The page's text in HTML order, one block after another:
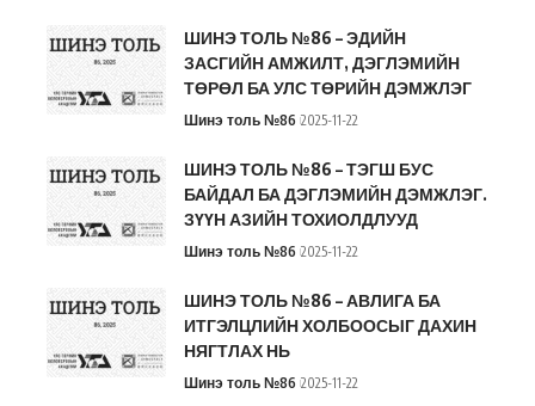
ШИНЭ ТОЛЬ №86 – ЭДИЙН
ЗАСГИЙН АМЖИЛТ, ДЭГЛЭМИЙН
ТӨРӨЛ БА УЛС ТӨРИЙН ДЭМЖЛЭГ
Шинэ толь №86 2025-11-22
ШИНЭ ТОЛЬ №86 – ТЭГШ БУС
БАЙДАЛ БА ДЭГЛЭМИЙН ДЭМЖЛЭГ.
ЗҮҮН АЗИЙН ТОХИОЛДЛУУД
Шинэ толь №86 2025-11-22
ШИНЭ ТОЛЬ №86 – АВЛИГА БА
ИТГЭЛЦЛИЙН ХОЛБООСЫГ ДАХИН
НЯГТЛАХ НЬ
Шинэ толь №86 2025-11-22